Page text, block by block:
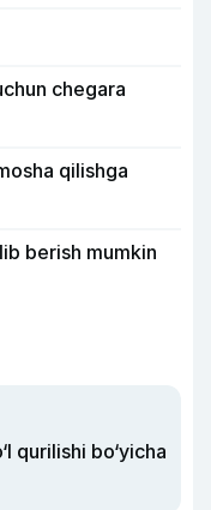
chegara
qilishga
berish mumkin
qurilishi bo‘yicha